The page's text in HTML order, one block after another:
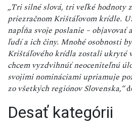
„Tri silné slová, tri veľké hodnoty
priezračnom Krištáľovom krídle.
napĺňa svoje poslanie – objavovať
ľudí a ich činy. Mnohé osobnosti
Krištáľového krídla zostali ukryté
chcem vyzdvihnúť neoceniteľnú
svojimi nomináciami upriamuje
zo všetkých regiónov Slovenska,“
Desať kategórii